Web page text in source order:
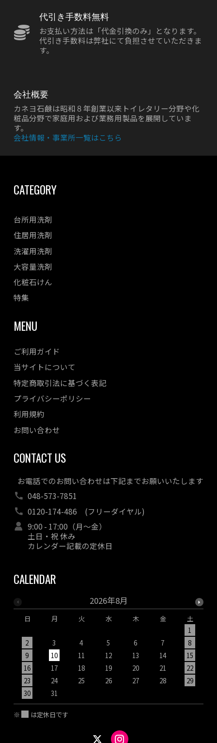
代引き手数料無料
お支払い方法は「代金引換のみ」となります。
代引き手数料は弊社にて負担させていただきま
す。
会社概要
カネヨ石鹸は昭和８年創業以来トイレタリー分野や化
粧品分野で家庭用および業務用製品を展開していま
す。
会社情報・事業所一覧はこちら
CATEGORY
台所用洗剤
住居用洗剤
洗濯用洗剤
大容量洗剤
化粧石けん
特集
MENU
ご利用ガイド
当サイトについて
特定商取引法に基づく表記
プライバシーポリシー
利用規約
お問い合わせ
CONTACT US
お電話でのお問い合わせは下記までお願いいたします
048-573-7851
0120-174-486 (フリーダイヤル)
9:00 - 17:00（月～金）
土日・祝 休み
カレンダー記載の定休日
CALENDAR
2026年8月
日 月 火 水 木 金
土
1
2
3 4 5 6 7
8
9
10 11 12 13 14
15
16
17 18 19 20 21
22
23
24 25 26 27 28
29
30
31
※ は定休日です